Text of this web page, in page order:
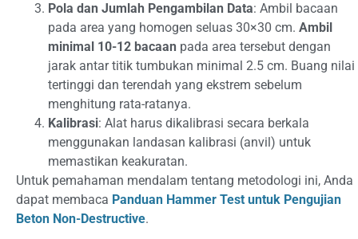
Pola dan Jumlah Pengambilan Data: Ambil bacaan
pada area yang homogen seluas 30×30 cm. Ambil
minimal 10-12 bacaan pada area tersebut dengan
jarak antar titik tumbukan minimal 2.5 cm. Buang nilai
tertinggi dan terendah yang ekstrem sebelum
menghitung rata-ratanya.
Kalibrasi: Alat harus dikalibrasi secara berkala
menggunakan landasan kalibrasi (anvil) untuk
memastikan keakuratan.
Untuk pemahaman mendalam tentang metodologi ini, Anda
dapat membaca Panduan Hammer Test untuk Pengujian
Beton Non-Destructive.